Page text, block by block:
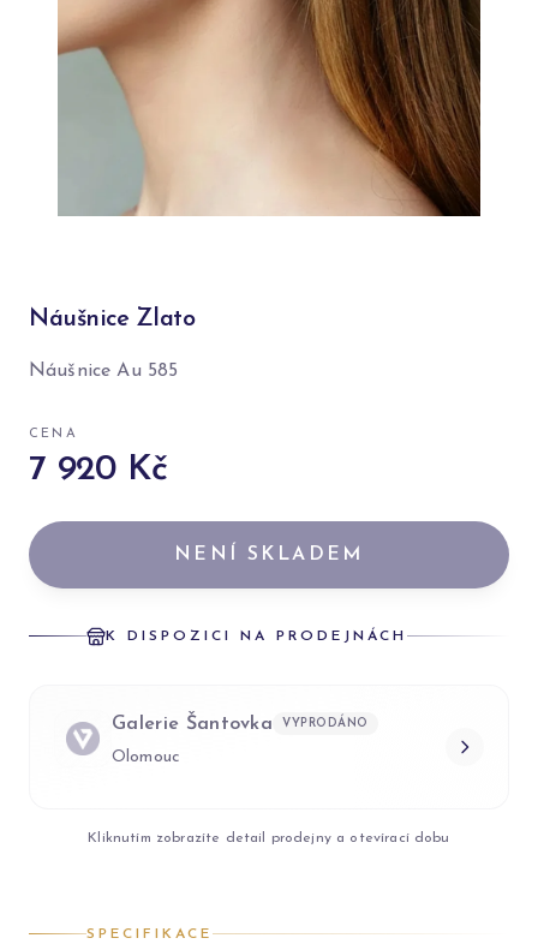
Náušnice Zlato
Náušnice Au 585
CENA
7 920 Kč
NENÍ SKLADEM
K DISPOZICI NA PRODEJNÁCH
Galerie Šantovka VYPRODÁNO
Olomouc
Kliknutím zobrazíte detail prodejny a otevírací dobu
SPECIFIKACE